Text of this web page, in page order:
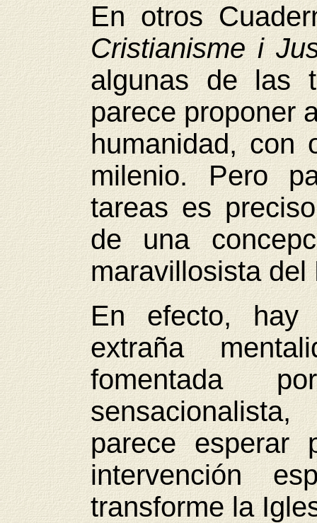
En otros
Cristianisme i
algunas de las
parece proponer
humanidad, con
milenio. Pero
tareas es
de una
maravillosista del
En efecto,
extraña
fomentada
parece
intervención
transforme la